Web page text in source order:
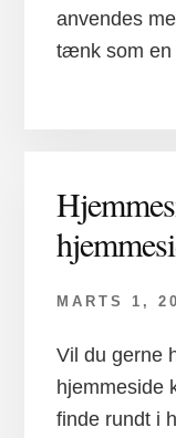
anvendes
tænk som
MARTS 1,
Vil du gerne
hjemmeside
finde rundt i